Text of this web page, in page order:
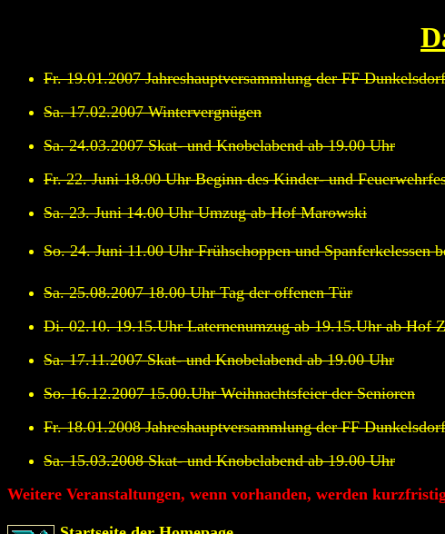
Fr. 19.01.2007 Jahreshauptversammlung der FF
Sa. 17.02.2007 Wintervergnügen
Sa. 24.03.2007 Skat- und Knobelabend ab 19.00 Uhr
Fr. 22. Juni 18.00 Uhr Beginn des Kinder- und
Sa. 23. Juni 14.00 Uhr Umzug ab Hof Marowski
So. 24. Juni 11.00 Uhr Frühschoppen und Spanferkelessen
Sa. 25.08.2007 18.00 Uhr Tag der offenen Tür
Di. 02.10. 19.15.Uhr Laternenumzug ab 19.15.Uhr ab Hof
Sa. 17.11.2007 Skat- und Knobelabend ab 19.00 Uhr
So. 16.12.2007 15.00.Uhr Weihnachtsfeier der Senioren
Fr. 18.01.2008 Jahreshauptversammlung der FF
Sa. 15.03.2008 Skat- und Knobelabend ab 19.00 Uhr
Weitere Veranstaltungen, wenn vorhanden, werden